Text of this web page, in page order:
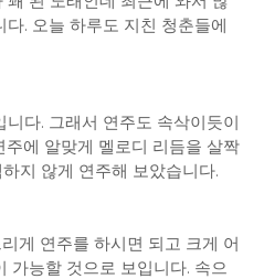
. 오늘 하루도 지친 청춘들에
다. 그래서 연주도 속삭이듯이
에 알맞게 멜로디 리듬을 살짝
지 않게 연주해 보았습니다.
게 연주를 하시면 되고 크게 어
가능할 것으로 보입니다. 속으